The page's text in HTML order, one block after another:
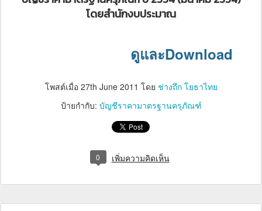
โดยสำนักงบประมาณ
ดูและDownload
โพสต์เมื่อ 27th June 2011 โดย ช่างถึก โยธาไทย
ป้ายกำกับ: บัญชีราคามาตรฐานครุภัณฑ์
0 เพิ่มความคิดเห็น